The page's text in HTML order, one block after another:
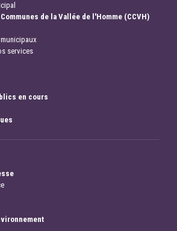
de la Vallée de l'Homme (CCVH)
services
en cours